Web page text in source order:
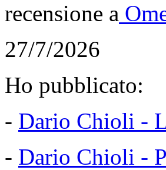
recensione a
27/7/2026
Ho pubblicato:
- Dario Chioli -
- Dario Chioli -